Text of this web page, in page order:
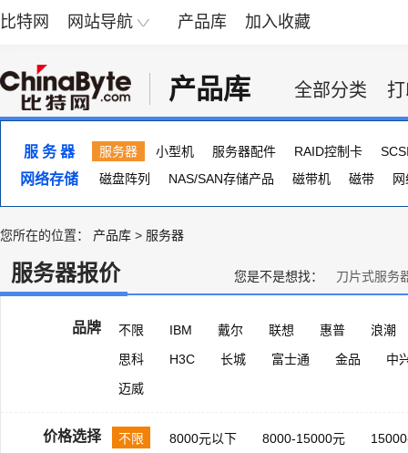
比特网 网站导航 产品库 加入收藏
产品库 全部分类
服 务 器 服务器 小型机 服务器配件 RAID控制卡
服务器主板
网络存储 磁盘阵列 NAS/SAN存储产品 磁带机 磁带
您所在的位置： 产品库 > 服务器
服务器报价 您是不是想找： 刀片式服务
品牌 不限 IBM 戴尔 联想 惠普
浪潮
思科
H3C 长城 富士通 金品
中
迈威
价格选择 不限 8000元以下 8000-15000元